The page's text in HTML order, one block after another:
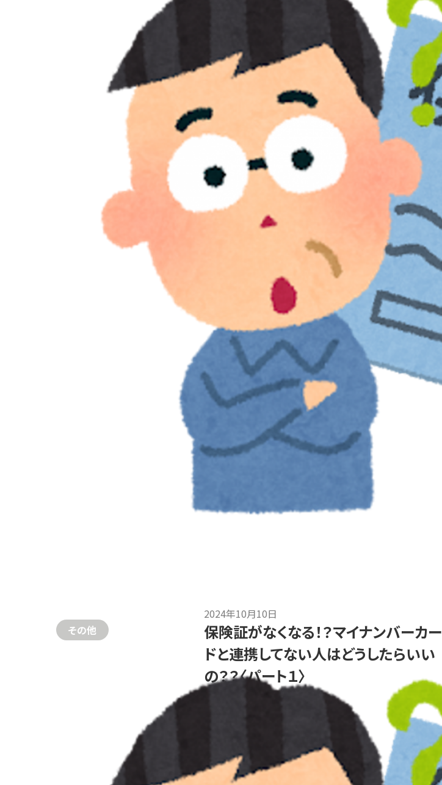
その他
2024年10月10日
保険証がなくなる！？マイナンバーカー
ドと連携してない人はどうしたらいい
の？？〈パート１〉